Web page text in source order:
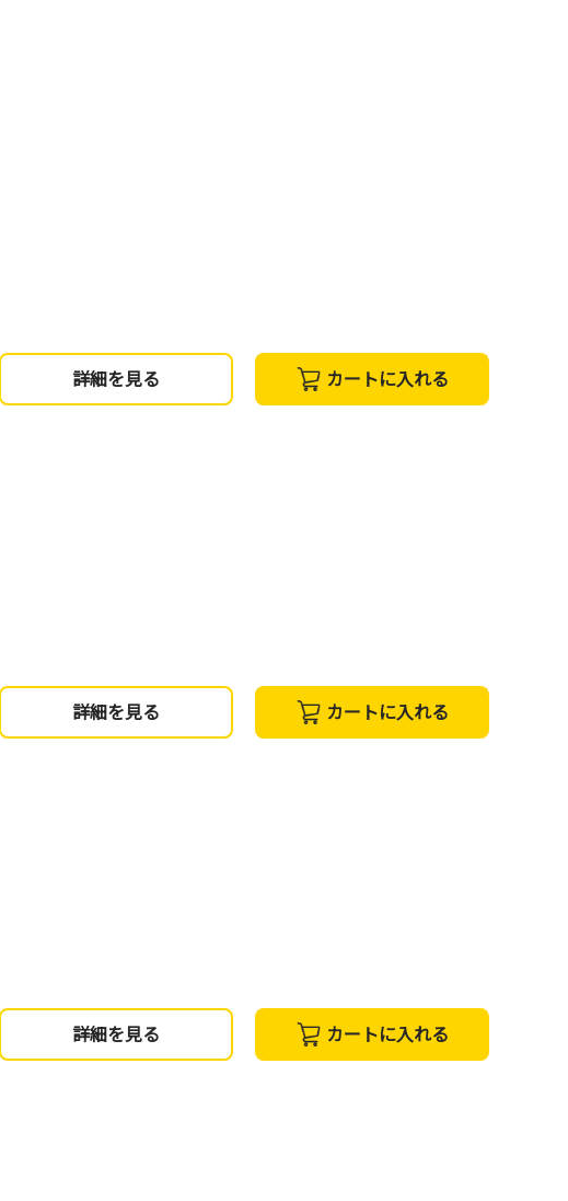
詳細を見る カートに入れる
詳細を見る カートに入れる
詳細を見る カートに入れる